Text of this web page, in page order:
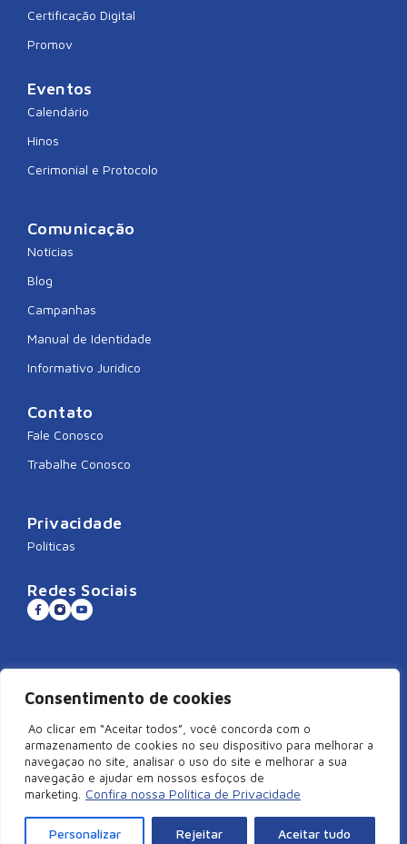
Consentimento de cookies
Ao clicar em “Aceitar todos”, você concorda com o
armazenamento de cookies no seu dispositivo para melhorar a
navegaçao no site, analisar o uso do site e melhorar a sua
navegação e ajudar em nossos esfoços de
marketing.
Confira nossa Política de Privacidade
Personalizar Rejeitar Aceitar tudo
Certificação Digital
Promov
Eventos
Calendário
Hinos
Cerimonial e Protocolo
Comunicação
Notícias
Blog
Campanhas
Manual de Identidade
Informativo Jurídico
Contato
Fale Conosco
Trabalhe Conosco
Privacidade
Políticas
Redes Sociais
Sistema CNDL
©2026 Câmara de Dirigentes Lojistas de São Miguel do Oeste/SC –
Todos Direitos Reservados | Rua Duque de Caxias, 920, Centro –
89900-000 | CNPJ: 83.829.820/0001-18